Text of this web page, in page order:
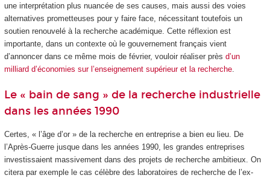
une interprétation plus nuancée de ses causes, mais aussi des voies
alternatives prometteuses pour y faire face, nécessitant toutefois un
soutien renouvelé à la recherche académique. Cette réflexion est
importante, dans un contexte où le gouvernement français vient
d’annoncer dans ce même mois de février, vouloir réaliser près d’un
milliard d’économies sur l’enseignement supérieur et la recherche.
Le « bain de sang » de la recherche industrielle
dans les années 1990
Certes, « l’âge d’or » de la recherche en entreprise a bien eu lieu. De
l’Après-Guerre jusque dans les années 1990, les grandes entreprises
investissaient massivement dans des projets de recherche ambitieux. On
citera par exemple le cas célèbre des laboratoires de recherche de l’ex-